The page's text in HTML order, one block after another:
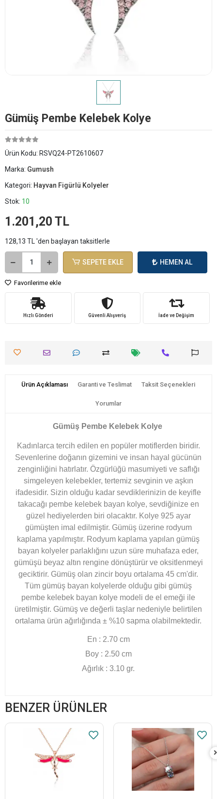
Gümüş Pembe Kelebek Kolye
Ürün Kodu: RSVQ24-PT2610607
Marka: Gumush
Kategori: Hayvan Figürlü Kolyeler
Stok: 10
1.201,20 TL
128,13 TL 'den başlayan taksitlerle
SEPETE EKLE HEMEN AL
Favorilerime ekle
Hızlı Gönderi Güvenli Alışveriş İade ve Değişim
Ürün Açıklaması Garanti ve Teslimat Taksit Seçenekleri
Yorumlar
Gümüş Pembe Kelebek Kolye
Kadınlarca tercih edilen en popüler motiflerden biridir.
Sevenlerine doğanın gizemini ve insan hayal gücünün
zenginliğini hatırlatır. Özgürlüğü masumiyeti ve saflığı
simgeleyen kelebekler, tertemiz sevginin ve aşkın
ifadesidir. Sizin olduğu kadar sevdiklerinizin de keyifle
takacağı pembe kelebek bayan kolye, sevdiğinize en
güzel hediyelerden biri olacaktır. Kolye 925 ayar
gümüşten imal edilmiştir. Gümüş üzerine rodyum
kaplama yapılmıştır. Rodyum kaplama yapılan gümüş
bayan kolyeler parlaklığını uzun süre muhafaza eder,
gümüşü beyaz altın rengine dönüştürür ve oksitlenmeyi
geciktirir. Gümüş olan zincir boyu ortalama 45 cm'dir.
Tüm gümüş bayan kolyelerde olduğu gibi gümüş
pembe kelebek bayan kolye modeli de el emeği ile
üretilmiştir. Gümüş ve değerli taşlar nedeniyle belirtilen
ortalama ürün ağırlığında ± %10 sapma olabilmektedir.
En : 2.70 cm
Boy : 2.50 cm
Ağırlık : 3.10 gr.
BENZER ÜRÜNLER